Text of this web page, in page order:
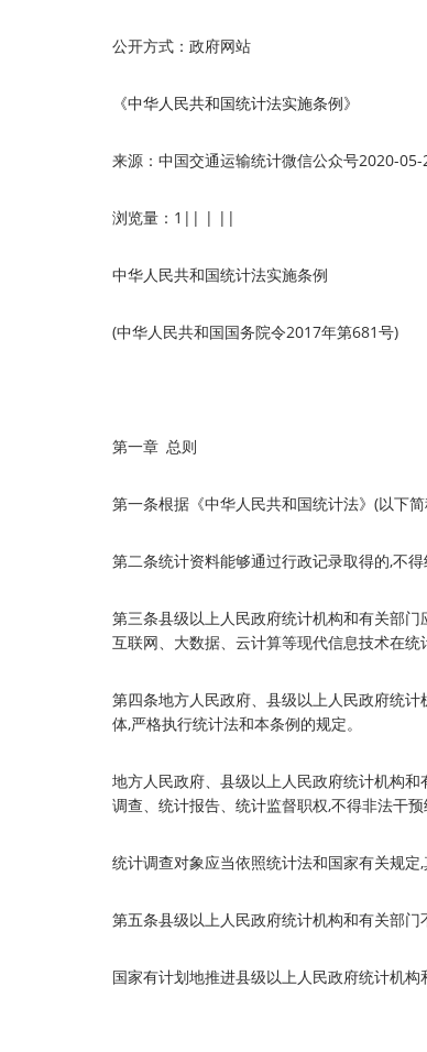
公开方式：政府网站
《中华人民共和国统计法实施条例》
来源：中国交通运输统计微信公众号2020-05-
浏览量：1 || | ||
中华人民共和国统计法实施条例
(中华人民共和国国务院令2017年第681号)
第一章 总则
第一条根据《中华人民共和国统计法》(以下简
第二条统计资料能够通过行政记录取得的,不
第三条县级以上人民政府统计机构和有关部
互联网、大数据、云计算等现代信息技术在统
第四条地方人民政府、县级以上人民政府统
体,严格执行统计法和本条例的规定。
地方人民政府、县级以上人民政府统计机构
调查、统计报告、统计监督职权,不得非法干
统计调查对象应当依照统计法和国家有关规定
第五条县级以上人民政府统计机构和有关部门
国家有计划地推进县级以上人民政府统计机